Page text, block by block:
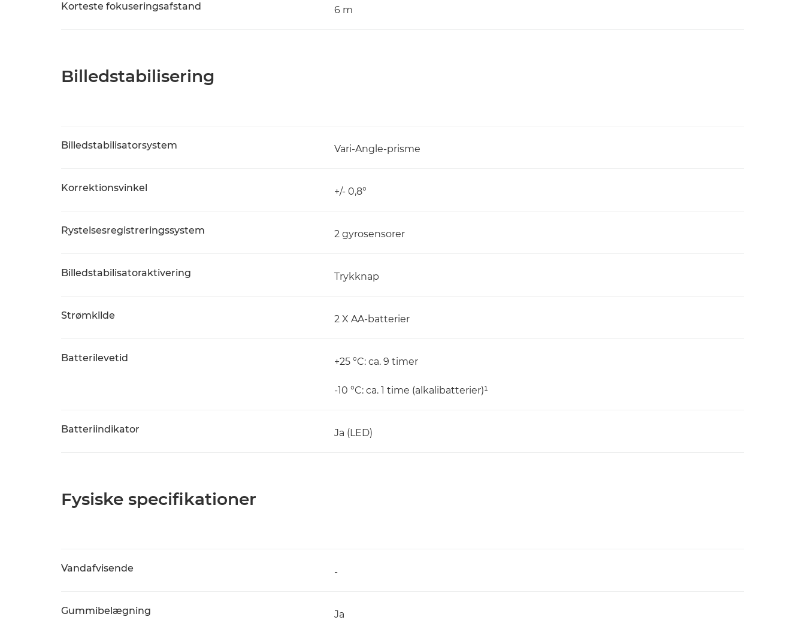
Korteste fokuseringsafstand 6 m
Billedstabilisering
Billedstabilisatorsystem Vari-Angle-prisme
Korrektionsvinkel +/- 0,8°
Rystelsesregistreringssystem 2 gyrosensorer
Billedstabilisatoraktivering Trykknap
Strømkilde 2 X AA-batterier
Batterilevetid +25 °C: ca. 9 timer
-10 °C: ca. 1 time (alkalibatterier)¹
Batteriindikator Ja (LED)
Fysiske specifikationer
Vandafvisende -
Gummibelægning Ja